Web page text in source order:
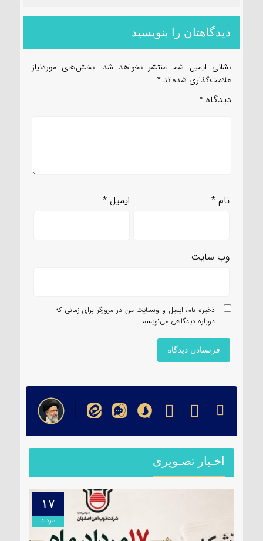
دیدگاهتان را بنویسید
نشانی ایمیل شما منتشر نخواهد شد. بخش‌های موردنیاز
علامت‌گذاری شده‌اند *
دیدگاه *
نام* ایمیل*
وب‌ سایت
ذخیره نام، ایمیل و وبسایت من در مرورگر برای زمانی که
دوباره دیدگاهی می‌نویسم.
اخـبار تصـویری
۱۷
مرداد